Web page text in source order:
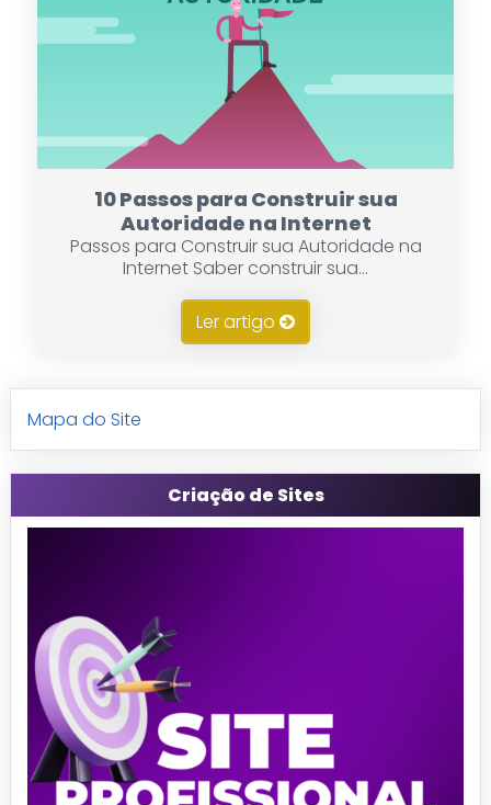
10 Passos para Construir sua
Autoridade na Internet
Passos para Construir sua Autoridade na
Internet Saber construir sua...
Ler artigo
Mapa do Site
Criação de Sites